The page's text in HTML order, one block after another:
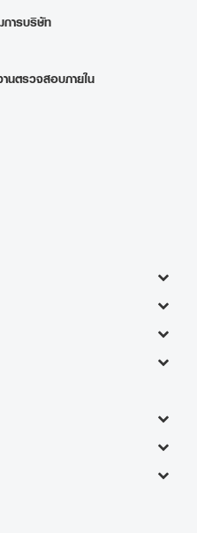
การบริษัท
นตรวจสอบภายใน